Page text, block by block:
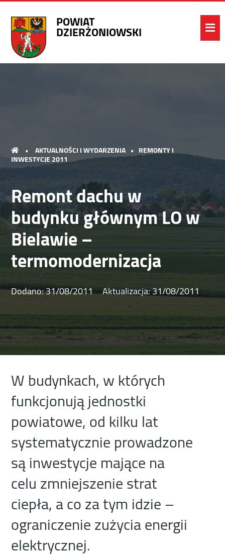
POWIAT
DZIERŻONIOWSKI
• AKTUALNOŚCI I WYDARZENIA • REMONTY I
INWESTYCJE 2011
Remont dachu w
budynku głównym LO w
Bielawie –
termomodernizacja
Dodano:31/08/2011 Aktualizacja:31/08/2011
W budynkach, w których
funkcjonują jednostki
powiatowe, od kilku lat
systematycznie prowadzone
są inwestycje mające na
celu zmniejszenie strat
ciepła, a co za tym idzie –
ograniczenie zużycia energii
elektrycznej.